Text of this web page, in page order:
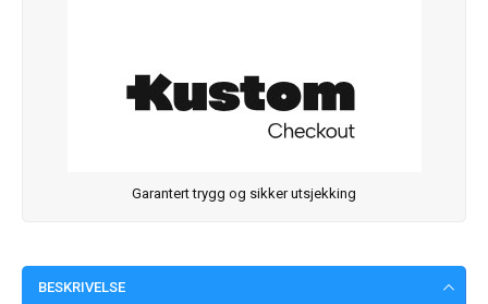
Garantert trygg og sikker utsjekking
BESKRIVELSE